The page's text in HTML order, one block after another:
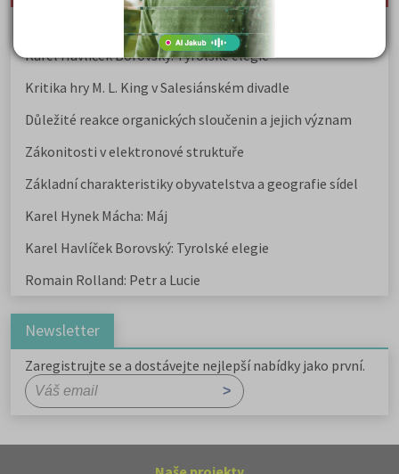
Karel Hynek Mácha: Máj
Karel Havlíček Borovský: Tyrolské elegie
Kritika hry M. L. King v Salesiánském divadle
Důležité reakce organických sloučenin a jejich význam
Zákonitosti v elektronové struktuře
Základní charakteristiky obyvatelstva a geografie sídel
Karel Hynek Mácha: Máj
Karel Havlíček Borovský: Tyrolské elegie
Romain Rolland: Petr a Lucie
Newsletter
Zaregistrujte se a dostávejte nejlepší nabídky jako první.